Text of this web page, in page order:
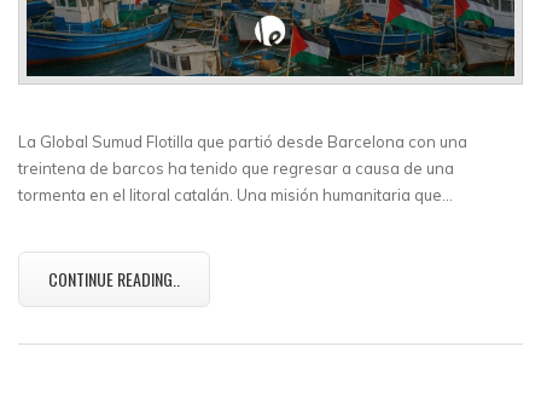
La Global Sumud Flotilla que partió desde Barcelona con una
treintena de barcos ha tenido que regresar a causa de una
tormenta en el litoral catalán. Una misión humanitaria que…
CONTINUE READING..